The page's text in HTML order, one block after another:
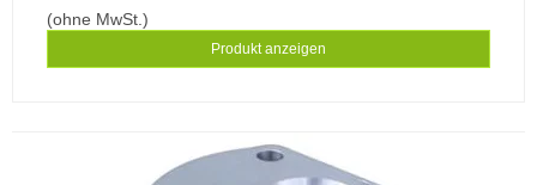
(ohne MwSt.)
Produkt anzeigen